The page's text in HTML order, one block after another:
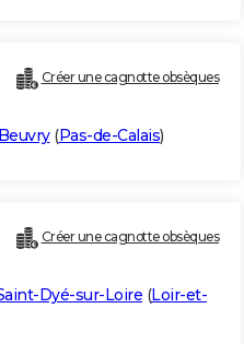
Créer une cagnotte obsèques
Beuvry(Pas-de-Calais)
Créer une cagnotte obsèques
Dyé-sur-Loire (Loir-et-